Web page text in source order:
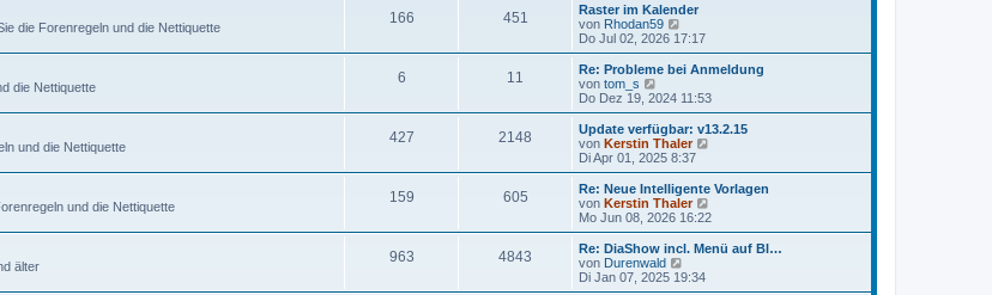
r
a
g
r
g
t
B
e
i
r
a
die Forenregeln und die Nettiquette
166 451
Raster im Kalender
von Rhodan59
e
u
e
t
B
e
i
r
a
g
Do Jul 02, 2026 17:17
die Nettiquette
6 11
Re: Probleme bei Anmeldung
von tom_s
e
u
e
s
t
B
e
i
r
a
g
Do Dez 19, 2024 11:53
und die Nettiquette
427 2148
Update verfügbar: v13.2.15
von Kerstin Thaler
u
e
t
B
Di Apr 01, 2025 8:37
und die Nettiquette
159 605
Re: Neue Intelligente Vorlagen
von Kerstin Thaler
e
u
e
Mo Jun 08, 2026 16:22
älter
963 4843
Re: DiaShow incl. Menü auf Bl…
von Durenwald
e
u
Di Jan 07, 2025 19:34